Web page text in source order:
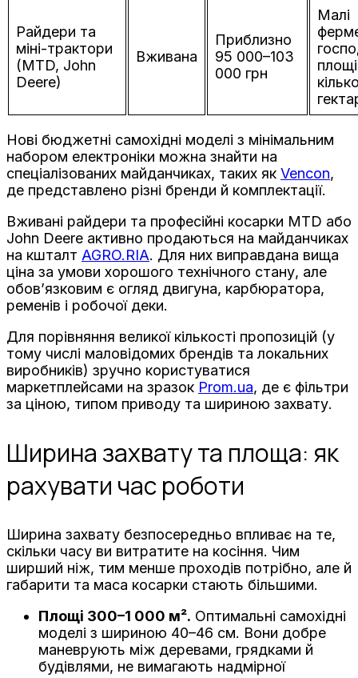
Райдери та
міні-трактори
(MTD, John
Deere)
Вживана
Приблизно
95 000–103
000 грн
Малі
Нові бюджетні самохідні моделі з мінімальним
набором електроніки можна знайти на
спеціалізованих майданчиках, таких як Vencon,
де представлено різні бренди й комплектації.
Вживані райдери та професійні косарки MTD або
John Deere активно продаються на майданчиках
на кшталт AGRO.RIA. Для них виправдана вища
ціна за умови хорошого технічного стану, але
обов’язковим є огляд двигуна, карбюратора,
ременів і робочої деки.
Для порівняння великої кількості пропозицій (у
тому числі маловідомих брендів та локальних
виробників) зручно користуватися
маркетплейсами на зразок Prom.ua, де є фільтри
за ціною, типом приводу та шириною захвату.
Ширина захвату та площа: як
рахувати час роботи
Ширина захвату безпосередньо впливає на те,
скільки часу ви витратите на косіння. Чим
ширший ніж, тим менше проходів потрібно, але й
габарити та маса косарки стають більшими.
Площі 300–1 000 м². Оптимальні самохідні
моделі з шириною 40–46 см. Вони добре
маневрують між деревами, грядками й
будівлями, не вимагають надмірної